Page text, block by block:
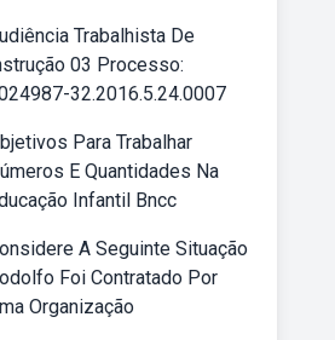
Trabalhista De
03 Processo:
32.2016.5.24.0007
Para Trabalhar
E Quantidades Na
Infantil Bncc
A Seguinte Situação
Foi Contratado Por
Organização